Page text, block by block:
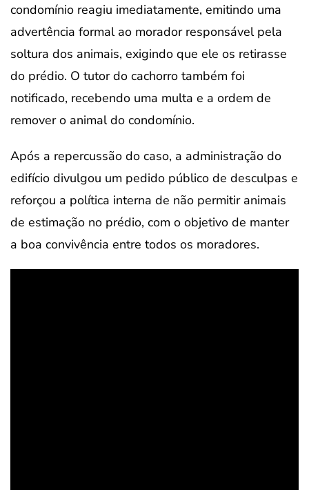
condomínio reagiu imediatamente, emitindo uma
advertência formal ao morador responsável pela
soltura dos animais, exigindo que ele os retirasse
do prédio. O tutor do cachorro também foi
notificado, recebendo uma multa e a ordem de
remover o animal do condomínio.
Após a repercussão do caso, a administração do
edifício divulgou um pedido público de desculpas e
reforçou a política interna de não permitir animais
de estimação no prédio, com o objetivo de manter
a boa convivência entre todos os moradores.